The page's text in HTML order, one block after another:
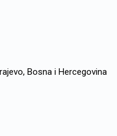
Bosna i Hercegovina